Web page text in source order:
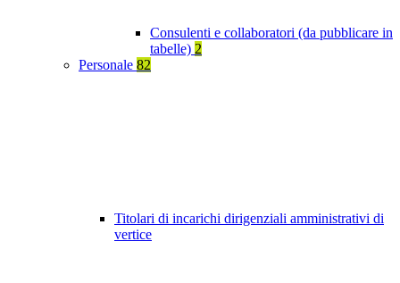
Consulenti e collaboratori (da pubblicare in
tabelle) 2
Personale 82
Titolari di incarichi dirigenziali amministrativi di
vertice